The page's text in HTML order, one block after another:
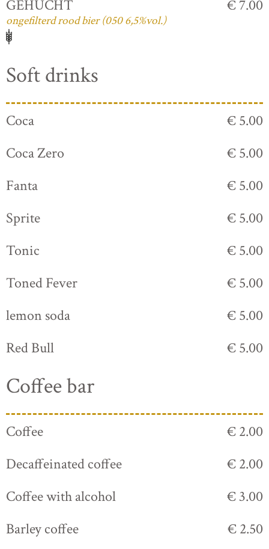
GEHUCHT
ongefilterd rood bier (050 6,5%vol.)
€ 7.00
Soft drinks
Coca
€ 5.00
Coca Zero
€ 5.00
Fanta
€ 5.00
Sprite
€ 5.00
Tonic
€ 5.00
Toned Fever
€ 5.00
lemon soda
€ 5.00
Red Bull
€ 5.00
Coffee bar
Coffee
€ 2.00
Decaffeinated coffee
€ 2.00
Coffee with alcohol
€ 3.00
Barley coffee
€ 2.50